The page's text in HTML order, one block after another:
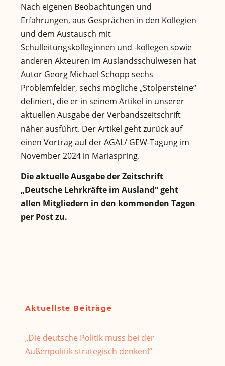
Nach eigenen Beobachtungen und
Erfahrungen, aus Gesprächen in den Kollegien
und dem Austausch mit
Schulleitungskolleginnen und -kollegen sowie
anderen Akteuren im Auslandsschulwesen hat
Autor Georg Michael Schopp sechs
Problemfelder, sechs mögliche „Stolpersteine“
definiert, die er in seinem Artikel in unserer
aktuellen Ausgabe der Verbandszeitschrift
näher ausführt. Der Artikel geht zurück auf
einen Vortrag auf der AGAL/ GEW-Tagung im
November 2024 in Mariaspring.
Die aktuelle Ausgabe der Zeitschrift
„Deutsche Lehrkräfte im Ausland“ geht
allen Mitgliedern in den kommenden Tagen
per Post zu.
Aktuellste Beiträge
„Die deutsche Politik muss bei der
Außenpolitik strategisch denken!“